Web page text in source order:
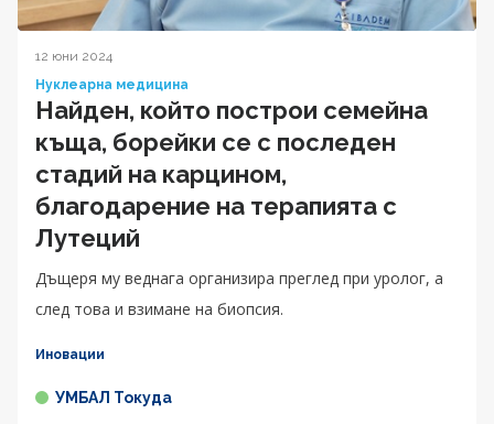
12 юни 2024
Нуклеарна медицина
Найден, който построи семейна
къща, борейки се с последен
стадий на карцином,
благодарение на терапията с
Лутеций
Дъщеря му веднага организира преглед при уролог, а
след това и взимане на биопсия.
Иновации
УМБАЛ Токуда